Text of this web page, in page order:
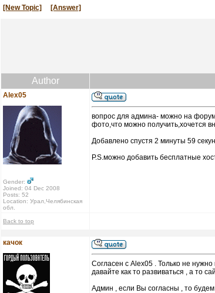
[New Topic] [Answer]
Author
Alex05
Gender:
Joined: 04 Dec 2008
Posts: 52
Location: Урал,Челябинская
обл.
вопрос для админа- можно на
фото,что можно получить,хочется
Добавлено спустя 2 минуты 59
P.S.можно добавить бесплатные
Back to top
качок
Согласен с Alex05 . Только не
давайте как то развиваться , а то
Админ , если Вы согласны , то